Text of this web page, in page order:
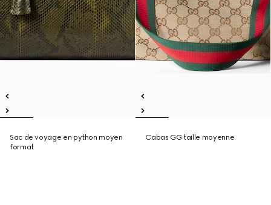
Sac de voyage en python moyen
format
Cabas GG taille moyenne